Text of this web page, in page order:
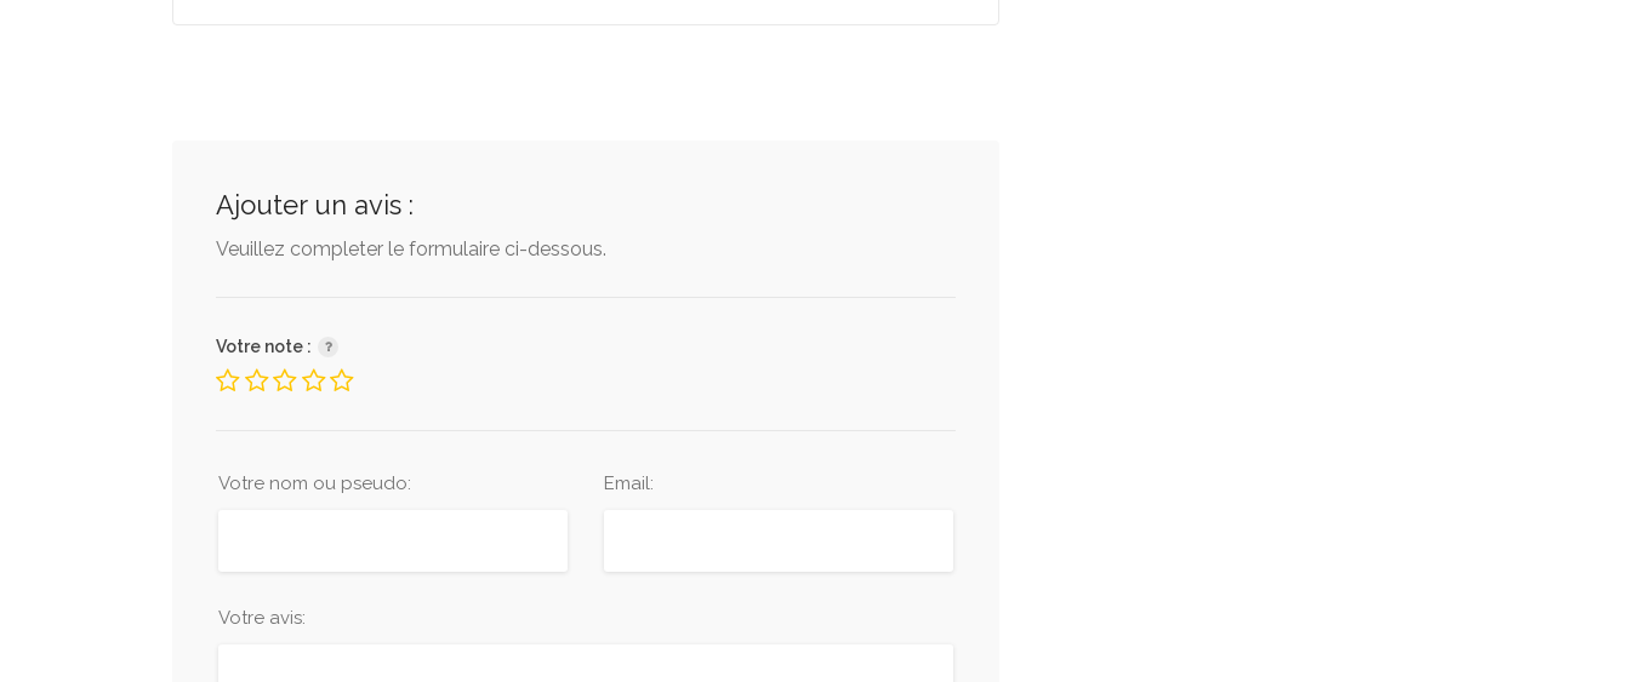
Ajouter un avis :
Veuillez completer le formulaire ci-dessous.
Votre note :
Votre nom ou pseudo: Email:
Votre avis: